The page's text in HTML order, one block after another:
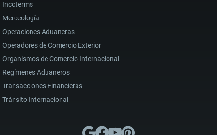
Incoterms
Merceología
Operaciones Aduaneras
Operadores de Comercio Exterior
Organismos de Comercio Internacional
Regímenes Aduaneros
Transacciones Financieras
Tránsito Internacional